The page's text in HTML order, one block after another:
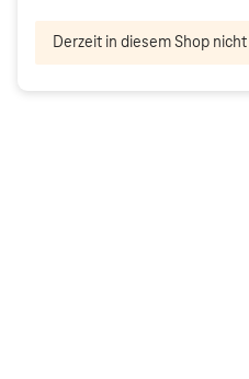
Derzeit in diesem Shop